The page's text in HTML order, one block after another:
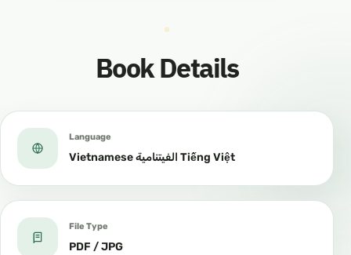
Book Details
Language
Vietnamese الفيتنامية Tiếng Việt
File Type
PDF / JPG